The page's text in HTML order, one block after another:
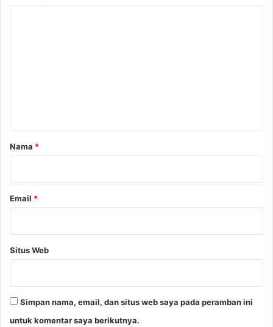
4
rNama *
Email *
Situs Web
Simpan nama, email, dan situs web saya pada peramban ini
untuk komentar saya berikutnya.